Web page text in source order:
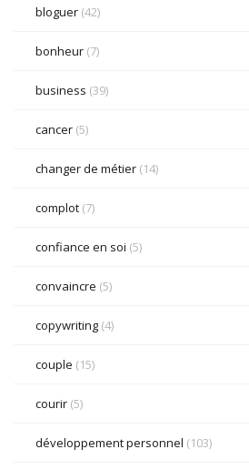
bloguer (42)
bonheur (7)
business (39)
cancer (5)
changer de métier (14)
complot (7)
confiance en soi (5)
convaincre (5)
copywriting (4)
couple (15)
courir (5)
développement personnel (103)